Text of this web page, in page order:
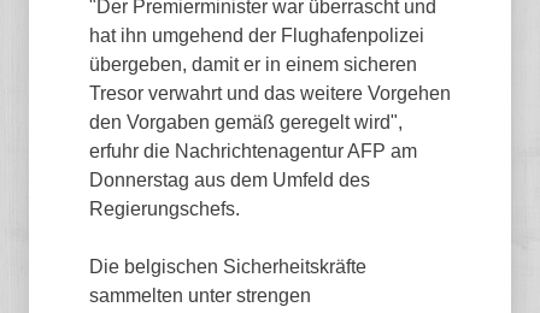
"Der Premierminister war überrascht und
hat ihn umgehend der Flughafenpolizei
übergeben, damit er in einem sicheren
Tresor verwahrt und das weitere Vorgehen
den Vorgaben gemäß geregelt wird",
erfuhr die Nachrichtenagentur AFP am
Donnerstag aus dem Umfeld des
Regierungschefs.
Die belgischen Sicherheitskräfte
sammelten unter strengen